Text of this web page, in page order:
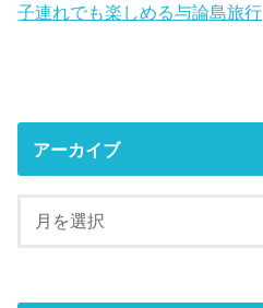
子連れでも楽しめる与論島旅行
アーカイブ